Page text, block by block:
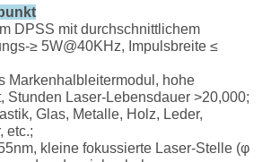
DPSS mit durchschnittlichem
≥ 5W@40KHz, Impulsbreite ≤
Markenhalbleitermodul, hohe
Stunden Laser-Lebensdauer >20,000;
Glas, Metalle, Holz, Leder,
etc.;
kleine fokussierte Laser-Stelle (φ